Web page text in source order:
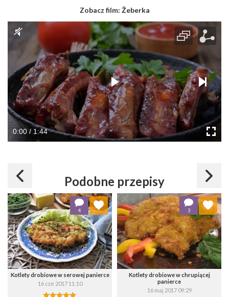
Zobacz film: Żeberka
0:00 / 1:44
Podobne przepisy
Kotlety drobiowe w serowej panierce
16 cze 2017 11:10
4
Dodaj do ulubionych
Wybierz listę:
Kotlety drobiowe w chrupiącej
panierce
16 maj 2017 09:29
3
Dodaj do ulubionych
Wybierz listę: